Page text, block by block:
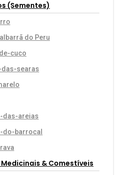
(sementes)
do Peru
cuco
searas
das-areias
do-barrocal
& Comestíveis